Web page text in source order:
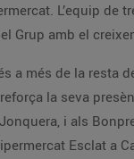
L’equip de
Grup amb el
a més de la resta
la seva
i als
Esclat a